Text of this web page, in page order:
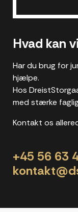
Hvad kan
Har du brug for
hjælpe.
Hos
med stærke
Kontakt os
+45 56 63